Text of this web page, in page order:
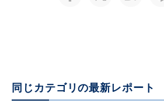
同じカテゴリの最新レポート